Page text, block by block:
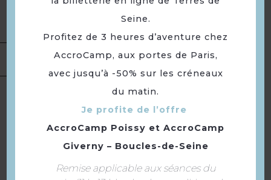
Parking à proximité
Location de
Langue(s) parlée(s) :
À voir aussi ...
Seine.
Profitez de 3 heures d’aventure chez
AccroCamp, aux portes de Paris,
avec jusqu’à -50% sur les créneaux
du matin.
Je profite de l’offre
AccroCamp Poissy et AccroCamp
Giverny – Boucles-de-Seine
Remise applicable aux séances du